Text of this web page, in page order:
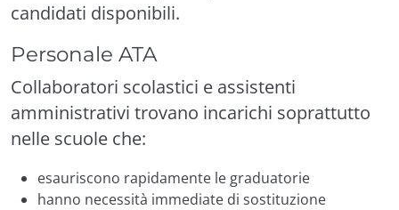
candidati disponibili.
Personale ATA
Collaboratori scolastici e assistenti
amministrativi trovano incarichi soprattutto
nelle scuole che:
esauriscono rapidamente le graduatorie
hanno necessità immediate di sostituzione